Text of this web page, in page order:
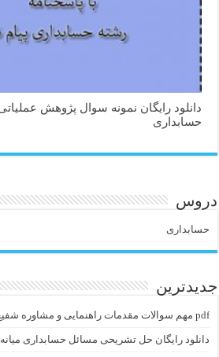
حسابداری
دروس
حسابداری
جدیدترین
pdf مهم سوالات مقدمات راهنمایی و مشاوره شفیع آبادی
دانلود رایگان حل تشریحی مسائل حسابداری میانه 1 جمشید اسکندری